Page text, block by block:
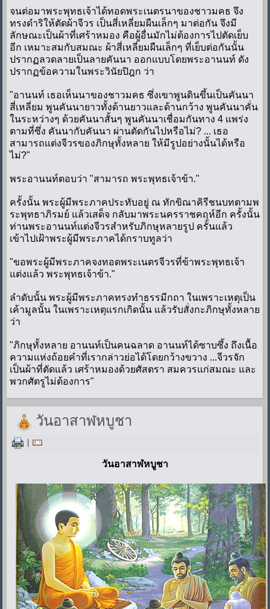
จนต่อมาพระพุทธเจ้าได้ทอดพระเนตรนาของชาวมคธ จึง
ทรงดำริให้ตัดผ้าจีวร เป็นสี่เหลี่ยมผืนเล็กๆ มาต่อกัน จึงมี
ลักษณะเป็นผ้าที่เศร้าหมอง คือผู้อื่นมักไม่ต้องการไปตัดเย็บ
อีก เหมาะสมกับสมณะ ผ้าสี่เหลี่ยมผืนเล็กๆ ที่เย็บต่อกันนั้น
ปรากฏลวดลายเป็นลายคันนา ออกแบบโดยพระอานนท์ ดัง
ปรากฏข้อความในพระวินัยปิฎก ว่า
"อานนท์ เธอเห็นนาของชาวมคธ ซึ่งเขาพูนดินขึ้นเป็นคันนา
สี่เหลี่ยม พูนคันนายาวทั้งด้านยาวและด้านกว้าง พูนคันนาคั่น
ในระหว่างๆ ด้วยคันนาสั้นๆ พูนคันนาเชื่อมกันทาง 4 แพร่ง
ตามที่ซึ่ง คันนากับคันนา ผ่านตัดกันไปหรือไม่? ... เธอ
สามารถแต่งจีวรของภิกษุทั้งหลาย ให้มีรูปอย่างนั้นได้หรือ
ไม่?"
พระอานนท์ตอบว่า "สามารถ พระพุทธเจ้าข้า."
ครั้งนั้น พระผู้มีพระภาคประทับอยู่ ณ ทักขิณาคิรีชนบทตามพ
ระพุทธาภิรมย์ แล้วเสด็จ กลับมาพระนครราชคฤห์อีก ครั้งนั้น
ท่านพระอานนท์แต่งจีวรสำหรับภิกษุหลายรูป ครั้นแล้ว
เข้าไปเฝ้าพระผู้มีพระภาคได้กราบทูลว่า
"ขอพระผู้มีพระภาคจงทอดพระเนตรจีวรที่ข้าพระพุทธเจ้า
แต่งแล้ว พระพุทธเจ้าข้า."
ลำดับนั้น พระผู้มีพระภาคทรงทำธรรมีกถา ในเพราะเหตุเป็น
เค้ามูลนั้น ในเพราะเหตุแรกเกิดนั้น แล้วรับสั่งกะภิกษุทั้งหลาย
ว่า
"ภิกษุทั้งหลาย อานนท์เป็นคนฉลาด อานนท์ได้ซาบซึ้ง ถึงเนื้อ
ความแห่งถ้อยคำที่เรากล่าวย่อได้โดยกว้างขวาง ...จีวรจัก
เป็นผ้าที่ตัดแล้ว เศร้าหมองด้วยศัสตรา สมควรแก่สมณะ และ
พวกศัตรูไม่ต้องการ"
วันอาสาฬหบูชา
|
วันอาสาฬหบูชา